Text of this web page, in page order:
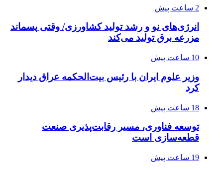
2 ساعت پیش
انرژی‌های نو و رشد تولید کشاورزی/ وقتی پسماند
مزرعه‌ برق تولید می‌کند
10 ساعت پیش
وزیر علوم ایران با رئیس بیت‌الحکمه عراق دیدار
کرد
18 ساعت پیش
توسعه فناوری، مسیر رقابت‌پذیری صنعت
قطعه‌سازی است
19 ساعت پیش